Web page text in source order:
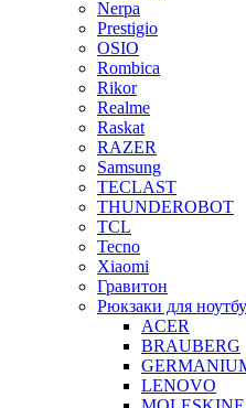
Nerpa
Prestigio
OSIO
Rombica
Rikor
Realme
Raskat
RAZER
Samsung
TECLAST
THUNDEROBOT
TCL
Tecno
Xiaomi
Гравитон
Рюкзаки для
ACER
BRAUBERG
LENOVO